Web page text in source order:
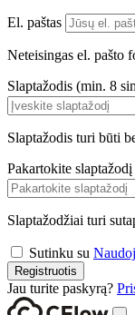
El. paštas
Neteisingas el. pašto
Slaptažodis (min. 8
Slaptažodis turi būti
Pakartokite slaptažodį
Slaptažodžiai turi
Sutinku su
Registruotis
Jau turite paskyrą?